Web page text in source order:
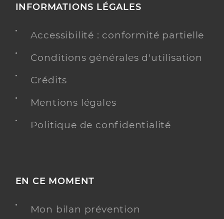
INFORMATIONS LÉGALES
Accessibilité : conformité partielle
Conditions générales d'utilisation
Crédits
Mentions légales
Politique de confidentialité
EN CE MOMENT
Mon bilan prévention